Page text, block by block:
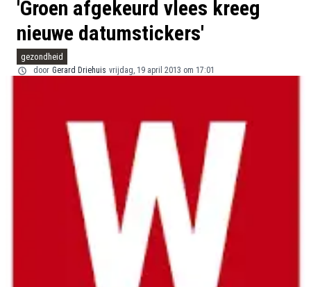
'Groen afgekeurd vlees kreeg
nieuwe datumstickers'
gezondheid
door Gerard Driehuis vrijdag, 19 april 2013 om 17:01